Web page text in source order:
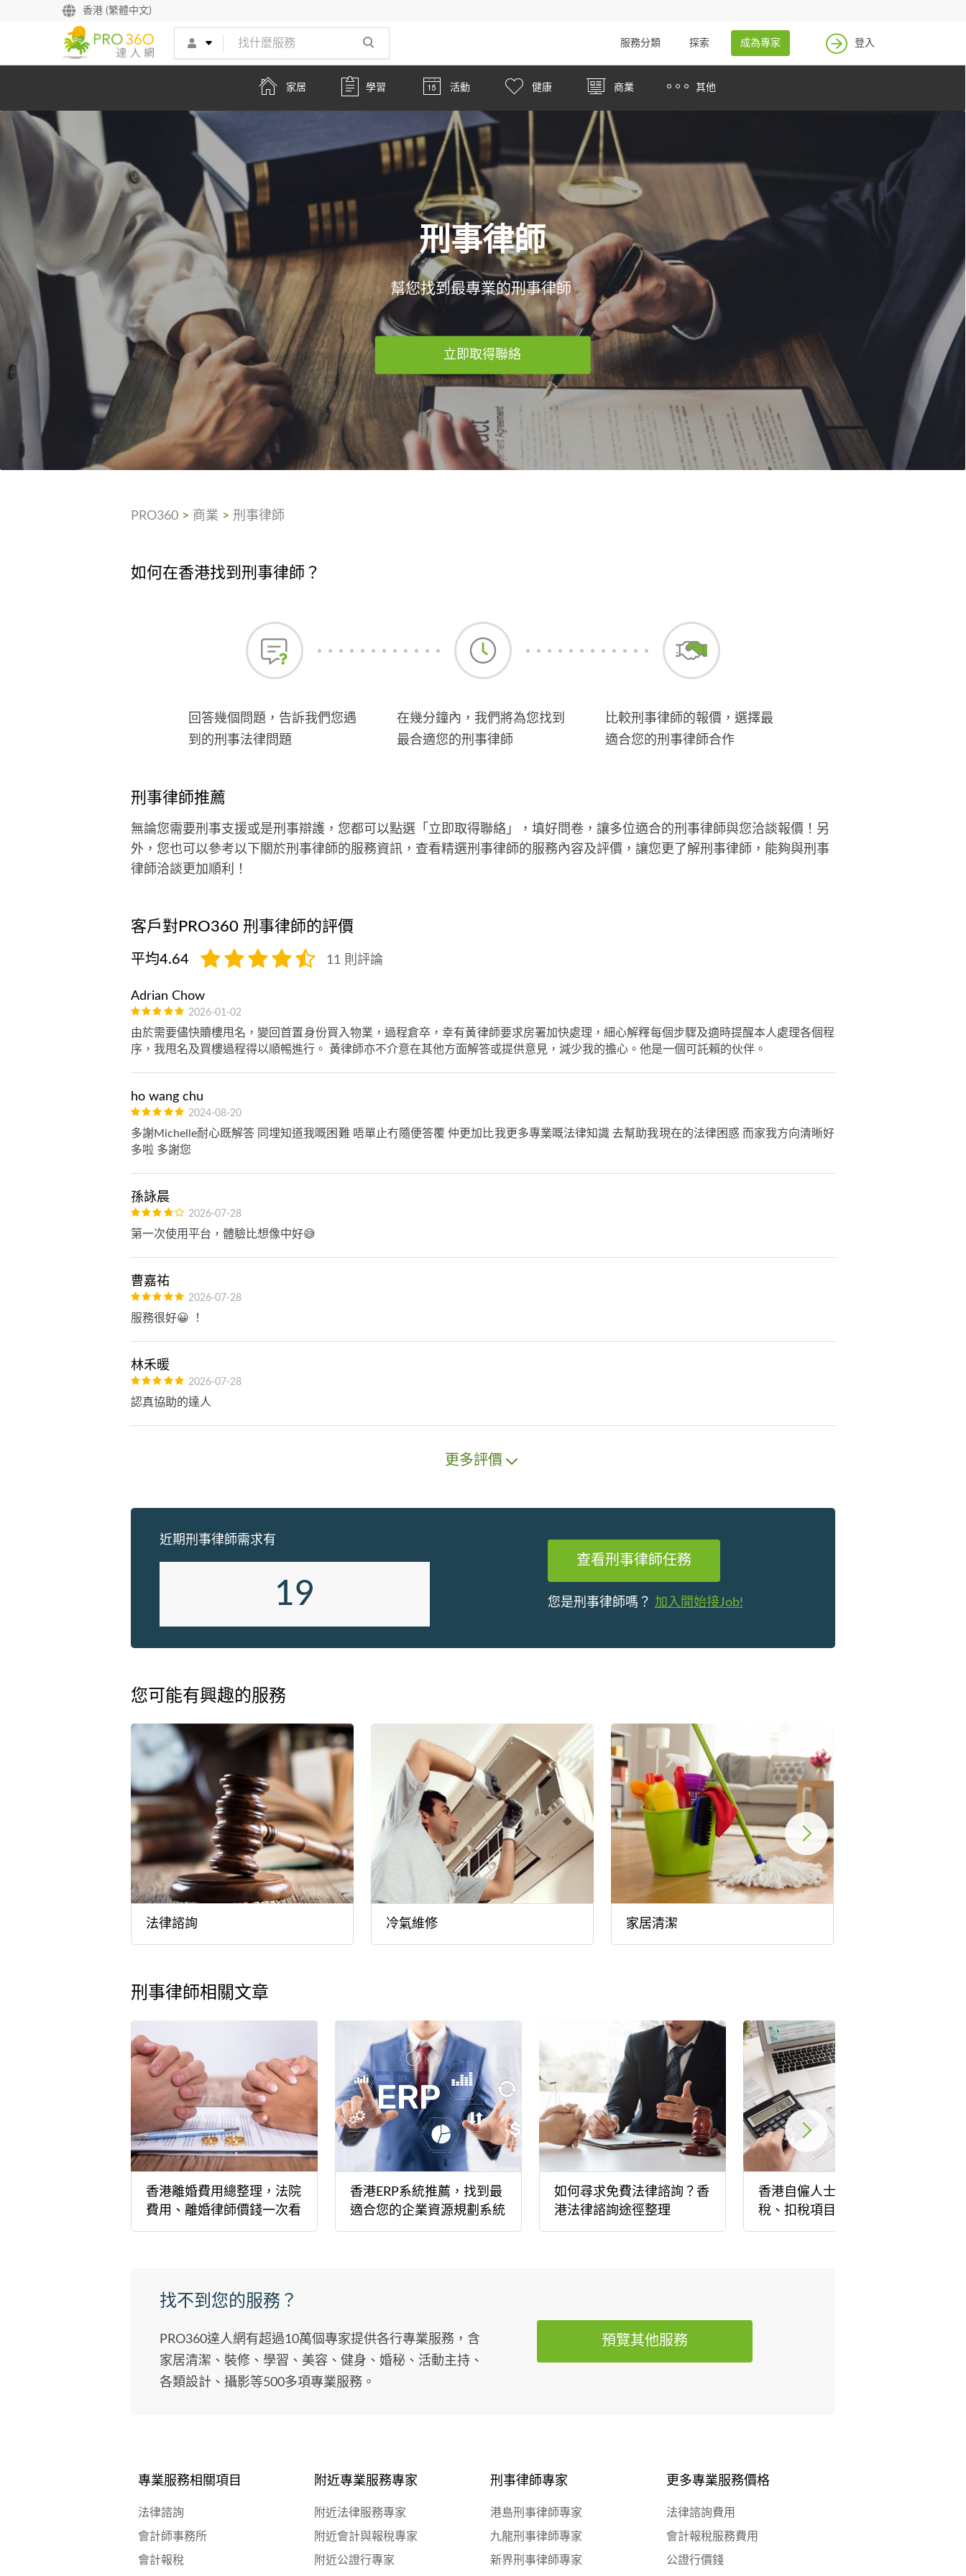
香港 (繁體中文)
服務分類 探索 成為專家 登入
找專家 買服務
登入
家居 學習 活動 健康 商業 其他
刑事律師
幫您找到最專業的刑事律師
立即取得聯絡
PRO360> 商業 > 刑事律師
如何在香港找到刑事律師？
回答幾個問題，告訴我們您遇
到的刑事法律問題
在幾分鐘內，我們將為您找到
最合適您的刑事律師
比較刑事律師的報價，選擇最
適合您的刑事律師合作
刑事律師推薦
無論您需要刑事支援或是刑事辯護，您都可以點選「立即取得聯絡」，填好問卷，讓多位適合的刑事律師與您洽談報價！另
外，您也可以參考以下關於刑事律師的服務資訊，查看精選刑事律師的服務內容及評價，讓您更了解刑事律師，能夠與刑事
律師洽談更加順利！
客戶對PRO360 刑事律師的評價
平均4.64 11 則評論
Adrian Chow
2026-01-02
由於需要儘快贖樓甩名，變回首置身份買入物業，過程倉卒，幸有黃律師要求房署加快處理，細心解釋每個步驟及適時提醒本人處理各個程
序，我甩名及買樓過程得以順𣈱進行。 黃律師亦不介意在其他方面解答或提供意見，減少我的擔心。他是一個可託賴的伙伴。
ho wang chu
2024-08-20
多謝Michelle耐心既解答 同埋知道我嘅困難 唔單止冇隨便答覆 仲更加比我更多專業嘅法律知識 去幫助我現在的法律困惑 而家我方向清晰好
多啦 多謝您
孫詠晨
2026-07-28
第一次使用平台，體驗比想像中好😅
曹嘉祐
2026-07-28
服務很好😀 ！
林禾暖
2026-07-28
認真協助的達人
更多評價
近期刑事律師需求有
19
查看刑事律師任務
您是刑事律師嗎？ 加入開始接Job!
您可能有興趣的服務
法律諮詢 冷氣維修 家居清潔
刑事律師相關文章
香港離婚費用總整理，法院
費用、離婚律師價錢一次看
香港ERP系統推薦，找到最
適合您的企業資源規劃系統
如何尋求免費法律諮詢？香
港法律諮詢途徑整理
香港自僱人士報稅教學，交
稅、扣稅項目，報稅時間一
次看
找不到您的服務？
PRO360達人網有超過10萬個專家提供各行專業服務，含
家居清潔、裝修、學習、美容、健身、婚秘、活動主持、
各類設計、攝影等500多項專業服務。
預覽其他服務
專業服務相關項目
法律諮詢
會計師事務所
會計報稅
附近專業服務專家
附近法律服務專家
附近會計與報稅專家
附近公證行專家
刑事律師專家
港島刑事律師專家
九龍刑事律師專家
新界刑事律師專家
更多專業服務價格
法律諮詢費用
會計報稅服務費用
公證行價錢